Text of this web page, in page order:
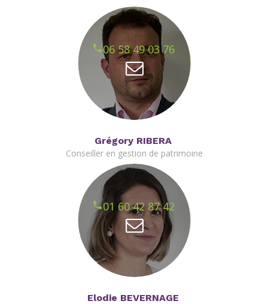
06 58 49 03 76
Grégory RIBERA
Conseiller en gestion de patrimoine
01 60 42 87 42
Elodie BEVERNAGE